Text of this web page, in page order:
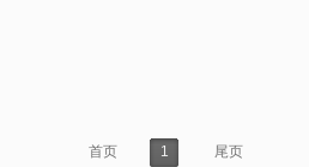
首页 1 尾页